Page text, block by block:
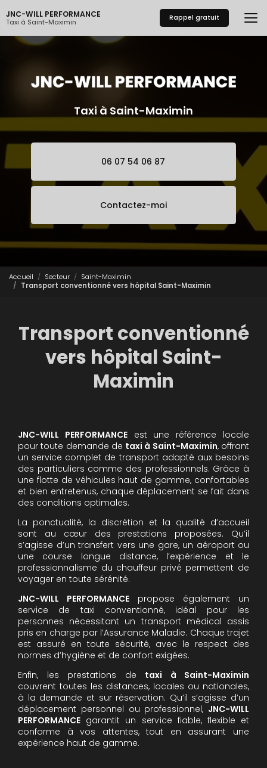
au
contenu
principal
JNC-WILL PERFORMANCE
Taxi à Saint-Maximin Rappel gratuit
Taxi à Saint-Maximin
06 07 54 06 87
Contactez-moi
Accueil Secteur
Saint-Maximin
Transport conventionné vers hôpital Saint-Maximin
Transport conventionné
vers hôpital Saint-
Maximin
JNC-WILL PERFORMANCEest une référence locale
pour toute demande de taxi à Saint-Maximin, offrant
un service complet de transport adapté aux besoins
des particuliers comme des professionnels. Grâce à
une flotte de véhicules haut de gamme, confortables
et bien entretenus, chaque déplacement se fait dans
des conditions optimales.
La ponctualité, la discrétion et la qualité d’accueil
sont au cœur des prestations proposées. Qu’il
s’agisse d’un transfert vers une gare, un aéroport ou
une course longue distance, l’expérience et le
professionnalisme du chauffeur privé permettent de
voyager en toute sérénité.
JNC-WILL PERFORMANCE propose également un
service de taxi conventionné, idéal pour les
personnes nécessitant un transport médical assis
pris en charge par l’Assurance Maladie. Chaque trajet
est assuré en toute sécurité, avec le respect des
normes d’hygiène et de confort exigées.
Enfin, les prestations de taxi à Saint-Maximin
couvrent toutes les distances, locales ou nationales,
à la demande et sur réservation. Qu’il s’agisse d’un
déplacement personnel ou professionnel, JNC-WILL
PERFORMANCE garantit un service fiable, flexible et
conforme à vos attentes, tout en assurant une
expérience haut de gamme.